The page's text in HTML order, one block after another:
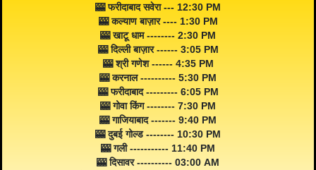
🎰 फरीदाबाद सवेरा --- 12:30 PM
🎰 कल्याण बाज़ार ---- 1:30 PM
🎰 खाटू धाम -------- 2:30 PM
🎰 दिल्ली बाज़ार ------ 3:05 PM
🎰 श्री गणेश ------ 4:35 PM
🎰 करनाल ---------- 5:30 PM
🎰 फरीदाबाद --------- 6:05 PM
🎰 गोवा किंग -------- 7:30 PM
🎰 गाजियाबाद ------- 9:40 PM
🎰 दुबई गोल्ड -------- 10:30 PM
🎰 गली ----------- 11:40 PM
🎰 दिसावर ---------- 03:00 AM